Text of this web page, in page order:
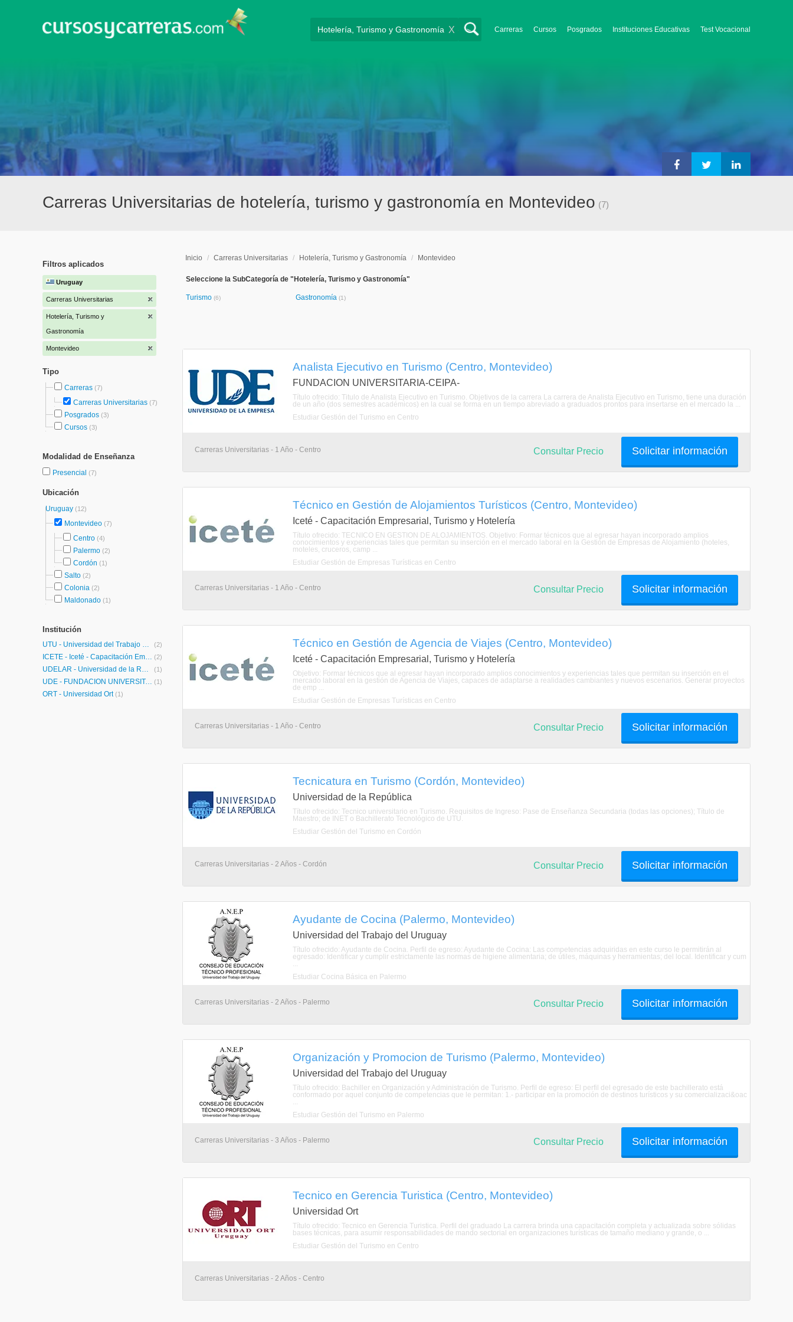
Carreras Cursos Posgrados Instituciones Educativas Test Vocacional
X
Carreras Universitarias de hotelería, turismo y gastronomía en Montevideo (7)
Filtros aplicados
Uruguay
Carreras Universitarias
Hotelería, Turismo y
Gastronomía
Montevideo
Tipo
Carreras (7)
Carreras Universitarias (7)
Posgrados (3)
Cursos (3)
Modalidad de Enseñanza
Presencial (7)
Ubicación
Uruguay (12)
Montevideo (7)
Centro (4)
Palermo (2)
Cordón (1)
Salto (2)
Colonia (2)
Maldonado (1)
Institución
UTU - Universidad del Trabajo del Uruguay (2)
ICETÉ - Iceté - Capacitación Empresarial, Turismo y Hotelería (2)
UDELAR - Universidad de la República (1)
UDE - FUNDACION UNIVERSITARIA-CEIPA- (1)
ORT - Universidad Ort (1)
Inicio / Carreras Universitarias / Hotelería, Turismo y Gastronomía / Montevideo
Seleccione la SubCategoría de "Hotelería, Turismo y Gastronomía"
Turismo (6) Gastronomía (1)
Analista Ejecutivo en Turismo (Centro, Montevideo)
FUNDACION UNIVERSITARIA-CEIPA-
Título ofrecido: Titulo de Analista Ejecutivo en Turismo. Objetivos de la carrera La carrera de Analista Ejecutivo en Turismo, tiene una duración
de un año (dos semestres académicos) en la cual se forma en un tiempo abreviado a graduados prontos para insertarse en el mercado la ...
Estudiar Gestión del Turismo en Centro
Carreras Universitarias - 1 Año - Centro Solicitar información
Consultar Precio
Técnico en Gestión de Alojamientos Turísticos (Centro, Montevideo)
Iceté - Capacitación Empresarial, Turismo y Hotelería
Título ofrecido: TECNICO EN GESTION DE ALOJAMIENTOS. Objetivo: Formar técnicos que al egresar hayan incorporado amplios
conocimientos y experiencias tales que permitan su inserción en el mercado laboral en la Gestión de Empresas de Alojamiento (hoteles,
moteles, cruceros, camp ...
Estudiar Gestión de Empresas Turísticas en Centro
Carreras Universitarias - 1 Año - Centro Solicitar información
Consultar Precio
Técnico en Gestión de Agencia de Viajes (Centro, Montevideo)
Iceté - Capacitación Empresarial, Turismo y Hotelería
Objetivo: Formar técnicos que al egresar hayan incorporado amplios conocimientos y experiencias tales que permitan su inserción en el
mercado laboral en la gestión de Agencia de Viajes, capaces de adaptarse a realidades cambiantes y nuevos escenarios. Generar proyectos
de emp ...
Estudiar Gestión de Empresas Turísticas en Centro
Carreras Universitarias - 1 Año - Centro Solicitar información
Consultar Precio
Tecnicatura en Turismo (Cordón, Montevideo)
Universidad de la República
Título ofrecido: Tecnico universitario en Turismo. Requisitos de Ingreso: Pase de Enseñanza Secundaria (todas las opciones); Título de
Maestro; de INET o Bachillerato Tecnológico de UTU.
Estudiar Gestión del Turismo en Cordón
Carreras Universitarias - 2 Años - Cordón Solicitar información
Consultar Precio
Ayudante de Cocina (Palermo, Montevideo)
Universidad del Trabajo del Uruguay
Título ofrecido: Ayudante de Cocina. Perfil de egreso: Ayudante de Cocina: Las competencias adquiridas en este curso le permitirán al
egresado: Identificar y cumplir estrictamente las normas de higiene alimentaria; de útiles, máquinas y herramientas; del local. Identificar y cum
...
Estudiar Cocina Básica en Palermo
Carreras Universitarias - 2 Años - Palermo Solicitar información
Consultar Precio
Organización y Promocion de Turismo (Palermo, Montevideo)
Universidad del Trabajo del Uruguay
Título ofrecido: Bachiller en Organización y Administración de Turismo. Perfil de egreso: El perfil del egresado de este bachillerato está
conformado por aquel conjunto de competencias que le permitan: 1.- participar en la promoción de destinos turísticos y su comercializaci&oac
...
Estudiar Gestión del Turismo en Palermo
Carreras Universitarias - 3 Años - Palermo Solicitar información
Consultar Precio
Tecnico en Gerencia Turistica (Centro, Montevideo)
Universidad Ort
Título ofrecido: Tecnico en Gerencia Turistica. Perfil del graduado La carrera brinda una capacitación completa y actualizada sobre sólidas
bases técnicas, para asumir responsabilidades de mando sectorial en organizaciones turísticas de tamaño mediano y grande, o ...
Estudiar Gestión del Turismo en Centro
Carreras Universitarias - 2 Años - Centro